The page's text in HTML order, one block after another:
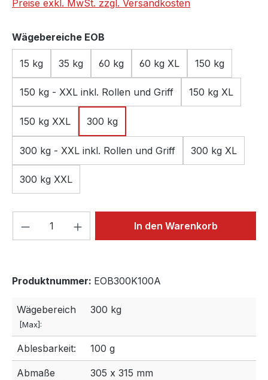
Preise exkl. MwSt. zzgl. Versandkosten
Wägebereiche EOB
15 kg 35 kg 60 kg 60 kg XL 150 kg
150 kg - XXL inkl. Rollen und Griff 150 kg XL
150 kg XXL 300 kg
300 kg - XXL inkl. Rollen und Griff 300 kg XL
300 kg XXL
Produkt Anzahl: Gib denIn den Warenkorb
Produktnummer: EOB300K100A
Wägebereich
[Max]:
300 kg
Ablesbarkeit: 100 g
Abmaße
305 x 315 mm